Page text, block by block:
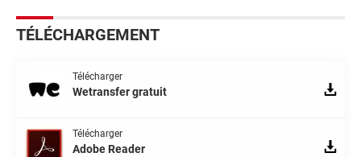
TÉLÉCHARGEMENT
Télécharger
Wetransfer gratuit
Télécharger
Adobe Reader